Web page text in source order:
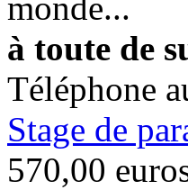
à toute de
Téléphone
Stage de
570,00